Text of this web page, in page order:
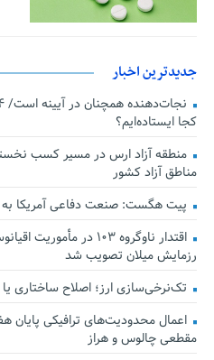
جدیدترین اخبار
کجا ایستاده‌ایم؟
منطقه آزاد ارس در مسیر کسب
مناطق آزاد کشور
پیت هگست: صنعت دفاعی آمریکا به
رزمایش میلان تصویب شد
تک‌نرخی‌سازی ارز؛ اصلاح ساختاری
اعمال محدودیت‌های ترافیکی پایان
مقطعی چالوس و هراز